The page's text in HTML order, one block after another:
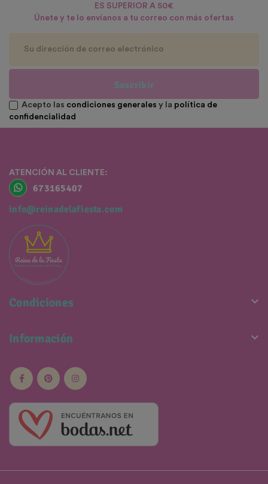
ES SUPERIOR A 50€
Únete y te lo envíanos a tu correo con más ofertas
Suscribir
Acepto las condiciones generales y la política de
confidencialidad
ATENCIÓN AL CLIENTE:
673165407
info@reinadelafiesta.com
Condiciones 
Información 